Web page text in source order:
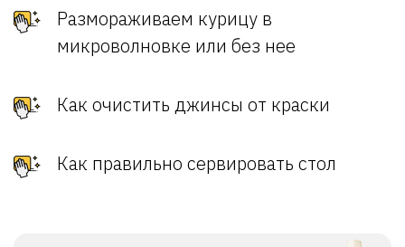
Размораживаем курицу в
микроволновке или без нее
Как очистить джинсы от краски
Как правильно сервировать стол